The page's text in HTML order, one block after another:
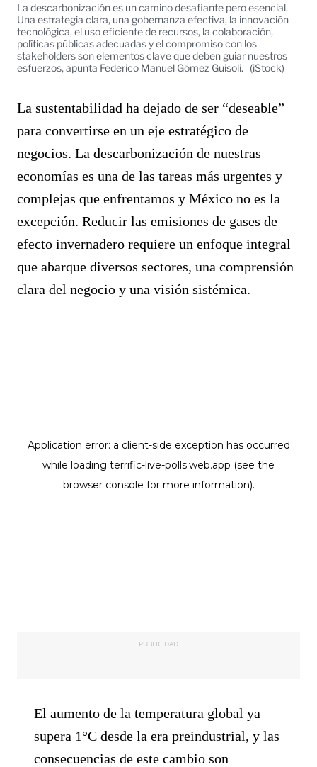
La descarbonización es un camino desafiante pero esencial.
Una estrategia clara, una gobernanza efectiva, la innovación
tecnológica, el uso eficiente de recursos, la colaboración,
políticas públicas adecuadas y el compromiso con los
stakeholders son elementos clave que deben guiar nuestros
esfuerzos, apunta Federico Manuel Gómez Guisoli.
(iStock)
La sustentabilidad ha dejado de ser “deseable”
para convertirse en un eje estratégico de
negocios. La descarbonización de nuestras
economías es una de las tareas más urgentes y
complejas que enfrentamos y México no es la
excepción. Reducir las emisiones de gases de
efecto invernadero requiere un enfoque integral
que abarque diversos sectores, una comprensión
clara del negocio y una visión sistémica.
PUBLICIDAD
El aumento de la temperatura global ya
supera 1°C desde la era preindustrial, y las
consecuencias de este cambio son